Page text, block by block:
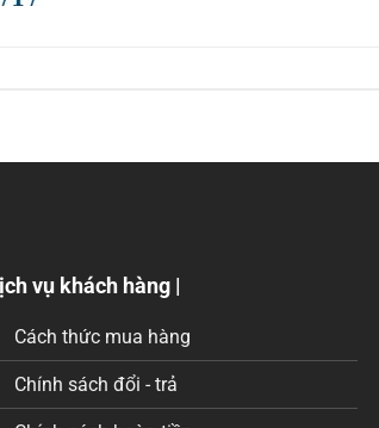
vụ khách hàng |
Cách thức mua hàng
Chính sách đổi - trả